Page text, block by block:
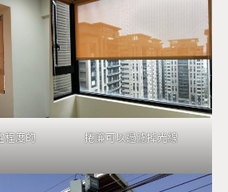
程度的
捲簾可以過濾掉光線